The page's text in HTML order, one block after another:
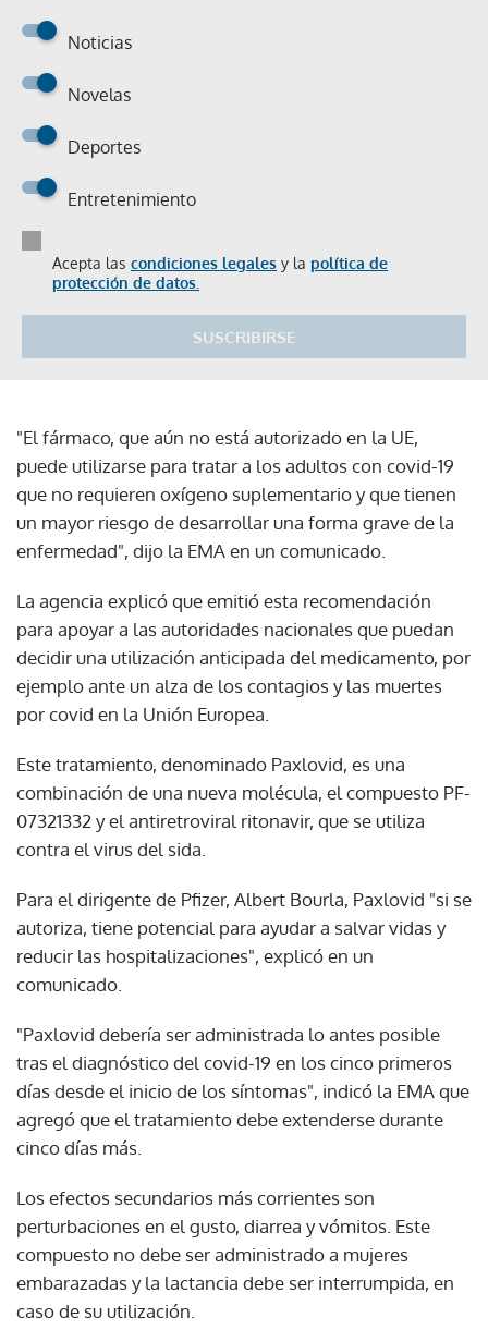
Noticias
Novelas
Deportes
Entretenimiento
Acepta las condiciones legales y la política de
protección de datos.
SUSCRIBIRSE
"El fármaco, que aún no está autorizado en la UE,
puede utilizarse para tratar a los adultos con covid-19
que no requieren oxígeno suplementario y que tienen
un mayor riesgo de desarrollar una forma grave de la
enfermedad", dijo la EMA en un comunicado.
La agencia explicó que emitió esta recomendación
para apoyar a las autoridades nacionales que puedan
decidir una utilización anticipada del medicamento, por
ejemplo ante un alza de los contagios y las muertes
por covid en la Unión Europea.
Este tratamiento, denominado Paxlovid, es una
combinación de una nueva molécula, el compuesto PF-
07321332 y el antiretroviral ritonavir, que se utiliza
contra el virus del sida.
Para el dirigente de Pfizer, Albert Bourla, Paxlovid "si se
autoriza, tiene potencial para ayudar a salvar vidas y
reducir las hospitalizaciones", explicó en un
comunicado.
"Paxlovid debería ser administrada lo antes posible
tras el diagnóstico del covid-19 en los cinco primeros
días desde el inicio de los síntomas", indicó la EMA que
agregó que el tratamiento debe extenderse durante
cinco días más.
Los efectos secundarios más corrientes son
perturbaciones en el gusto, diarrea y vómitos. Este
compuesto no debe ser administrado a mujeres
embarazadas y la lactancia debe ser interrumpida, en
caso de su utilización.